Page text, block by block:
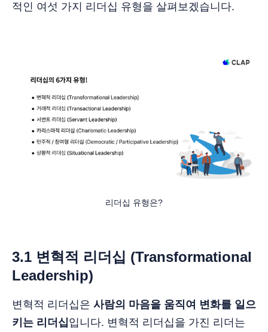
적인 여섯 가지 리더십 유형을 살펴보겠습니다.
리더십 유형은?
3.1 변혁적 리더십 (Transformational
Leadership)
변혁적 리더십은 사람의 마음을 움직여 변화를 일으
키는 리더십입니다. 변혁적 리더십을 가진 리더는